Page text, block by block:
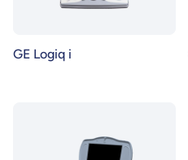
GE Logiq i